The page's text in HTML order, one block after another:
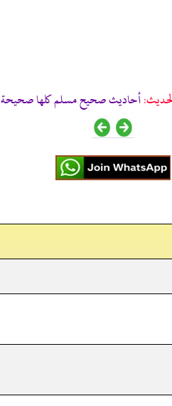
أحاديث صحيح مسلم كلها صحيحة